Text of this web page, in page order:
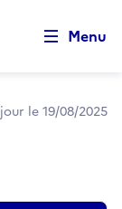
Menu
le 19/08/2025